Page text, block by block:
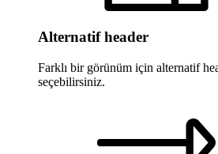
Alternatif header
Farklı bir görünüm için alternatif
seçebilirsiniz.